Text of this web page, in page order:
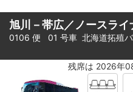
旭川－帯広／ノースライ
0106 便 01 号車 北海道拓殖
残席は 2026年